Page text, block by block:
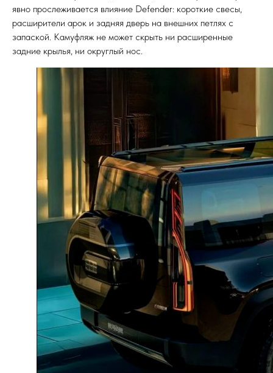
явно прослеживается влияние Defender: короткие свесы,
расширители арок и задняя дверь на внешних петлях с
запаской. Камуфляж не может скрыть ни расширенные
задние крылья, ни округлый нос.